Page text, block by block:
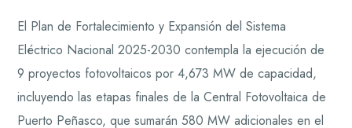
El Plan de Fortalecimiento y Expansión del Sistema
Eléctrico Nacional 2025-2030 contempla la ejecución de
9 proyectos fotovoltaicos por 4,673 MW de capacidad,
incluyendo las etapas finales de la Central Fotovoltaica de
Puerto Peñasco, que sumarán 580 MW adicionales en el